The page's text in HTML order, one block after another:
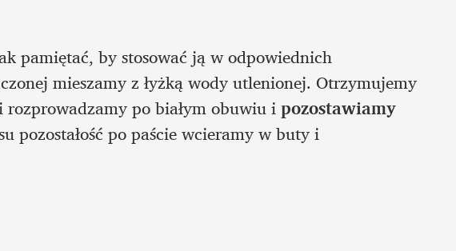
pamiętać, by stosować ją w odpowiednich
mieszamy z łyżką wody utlenionej. Otrzymujemy
rozprowadzamy po białym obuwiu i pozostawiamy
pozostałość po paście wcieramy w buty i